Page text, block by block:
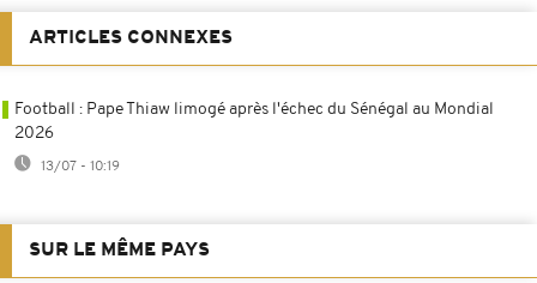
ARTICLES CONNEXES
Football : Pape Thiaw limogé après l'échec du Sénégal au Mondial
2026
13/07 - 10:19
SUR LE MÊME PAYS